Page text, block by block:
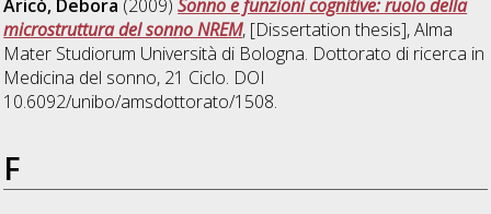
Aricò, Debora (2009)Sonno e funzioni cognitive: ruolo della
microstruttura del sonno NREM, [Dissertation thesis], Alma
Mater Studiorum Università di Bologna. Dottorato di ricerca in
Medicina del sonno, 21 Ciclo. DOI
10.6092/unibo/amsdottorato/1508.
F